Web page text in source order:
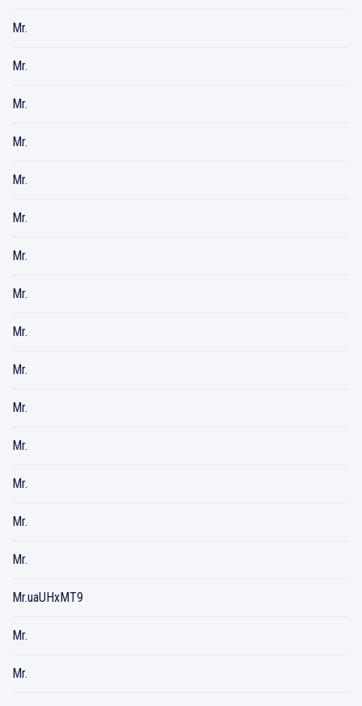
Mr.
Mr.
Mr.
Mr.
Mr.
Mr.
Mr.
Mr.
Mr.
Mr.
Mr.
Mr.
Mr.
Mr.
Mr.
Mr.uaUHxMT9
Mr.
Mr.